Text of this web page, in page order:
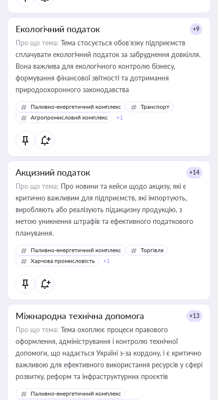
Екологічний податок +9
Про що тема: Тема стосується обов’язку підприємств
сплачувати екологічний податок за забруднення довкілля.
Вона важлива для екологічного контролю бізнесу,
формування фінансової звітності та дотримання
природоохоронного законодавства
Паливно-енергетичний комплекс
Транспорт
Агропромисловий комплекс
+1
Акцизний податок +14
Про що тема: Про новини та кейси щодо акцизу, які є
критично важливим для підприємств, які імпортують,
виробляють або реалізують підакцизну продукцію, з
метою уникнення штрафів та ефективного податкового
планування.
Паливно-енергетичний комплекс
Торгівля
Харчова промисловість
+1
Міжнародна технічна допомога +13
Про що тема: Тема охоплює процеси правового
оформлення, адміністрування і контролю технічної
допомоги, що надається Україні з-за кордону, і є критично
важливою для ефективного використання ресурсів у сфері
розвитку, реформ та інфраструктурних проєктів
Паливно-енергетичний комплекс